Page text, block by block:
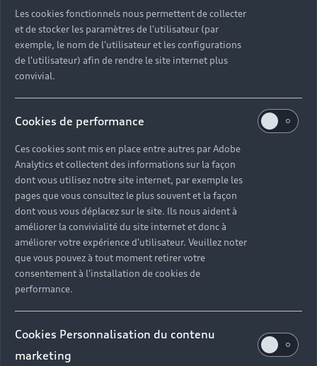
Les cookies fonctionnels nous permettent de collecter
et de stocker les paramètres de l'utilisateur (par
exemple, le nom de l'utilisateur et les configurations
de l'utilisateur) afin de rendre le site internet plus
convivial.
Cookies de performance
Ces cookies sont mis en place entre autres par Adobe
Analytics et collectent des informations sur la façon
dont vous utilisez notre site internet, par exemple les
pages que vous consultez le plus souvent et la façon
dont vous vous déplacez sur le site. Ils nous aident à
améliorer la convivialité du site internet et donc à
améliorer votre expérience d'utilisateur. Veuillez noter
que vous pouvez à tout moment retirer votre
consentement à l'installation de cookies de
performance.
Cookies Personnalisation du contenu
marketing